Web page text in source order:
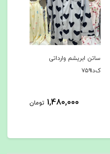
ساتن ابریشم وارداتی
ک‌د۷۵۹۱
1,480,000 تومان